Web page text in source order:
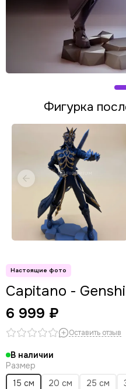
Фигурка
Capitano -
6 999 ₽
Оставить отзыв
В наличии
Размер
15 см
20 см 25 см